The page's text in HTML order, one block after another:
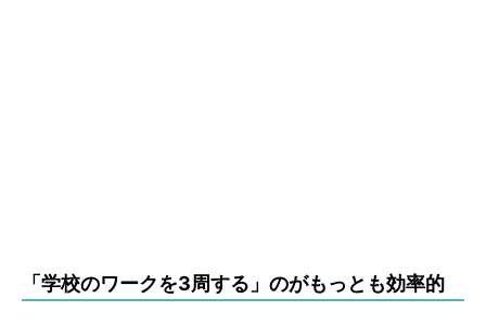
「学校のワークを3周する」のがもっとも効率的